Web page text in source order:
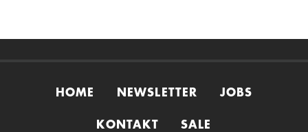
HOME NEWSLETTER JOBS
KONTAKT SALE